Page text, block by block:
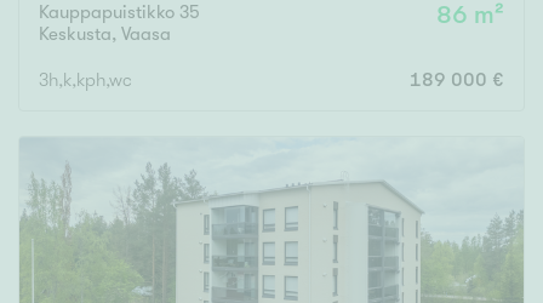
Kauppapuistikko 35
Keskusta, Vaasa
86 m²
3h,k,kph,wc 189 000 €